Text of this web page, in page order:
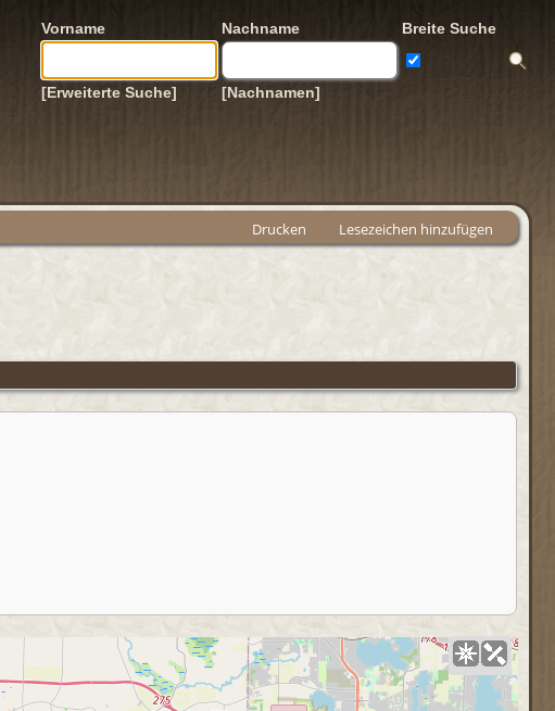
Vorname Nachname Breite Suche
[Erweiterte Suche] [Nachnamen]
Drucken Lesezeichen hinzufügen